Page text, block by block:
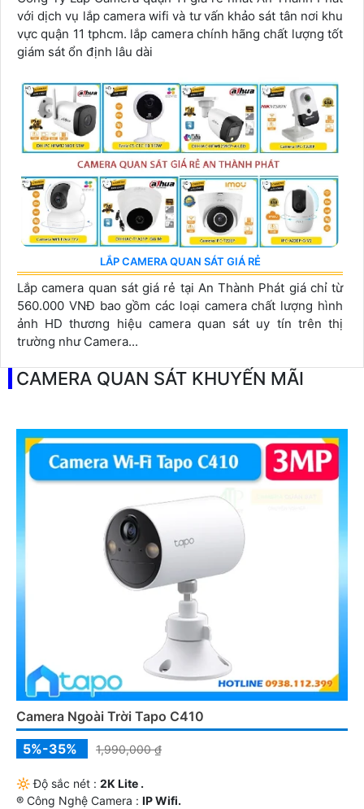
với dịch vụ lắp camera wifi và tư vấn khảo sát tân nơi khu
vực quận 11 tphcm. lắp camera chính hãng chất lượng tốt
giám sát ổn định lâu dài
LẮP CAMERA QUAN SÁT GIÁ RẺ
Lắp camera quan sát giá rẻ tại An Thành Phát giá chỉ từ
560.000 VNĐ bao gồm các loại camera chất lượng hình
ảnh HD thương hiệu camera quan sát uy tín trên thị
trường như Camera...
CAMERA QUAN SÁT KHUYẾN MÃI
Camera Ngoài Trời Tapo C410
5%-35%
1,990,000 ₫
🔆 Độ sắc nét : 2K Lite .
®️ Công Nghệ Camera : IP Wifi.